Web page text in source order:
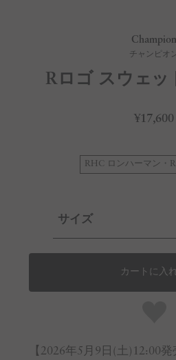
Champion
チャンピオ
Rロゴ スウェッ
¥17,600
RHC ロンハーマン・
サイズ
カートに入
【2026年5月9日(土)12:00発